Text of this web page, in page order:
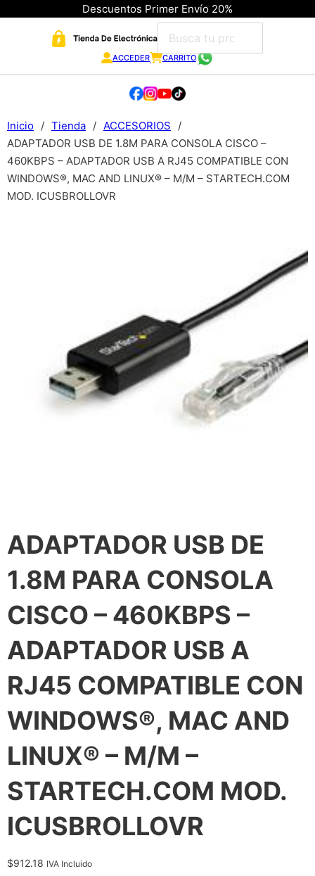
Descuentos Primer Envío 20%
ACCEDER CARRITO
Inicio / Tienda / ACCESORIOS
/
ADAPTADOR USB DE 1.8M PARA CONSOLA CISCO –
460KBPS – ADAPTADOR USB A RJ45 COMPATIBLE CON
WINDOWS®, MAC AND LINUX® – M/M – STARTECH.COM
MOD. ICUSBROLLOVR
ADAPTADOR USB DE
1.8M PARA CONSOLA
CISCO – 460KBPS –
ADAPTADOR USB A
RJ45 COMPATIBLE CON
WINDOWS®, MAC AND
LINUX® – M/M –
STARTECH.COM MOD.
ICUSBROLLOVR
$912.18 IVA Incluido